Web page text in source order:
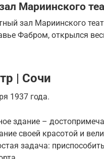
Мариинского
зал Мариинского
Фабром, открылся
| Сочи
1937 года.
здание –
своей красотой и
задача: